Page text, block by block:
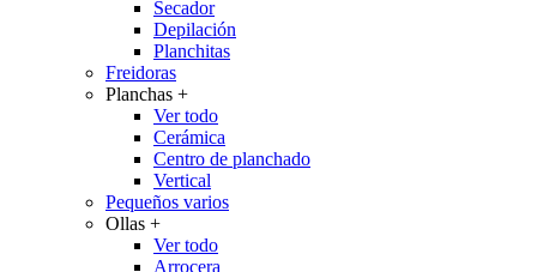
Secador
Depilación
Planchitas
Freidoras
Planchas +
Ver todo
Cerámica
Centro de planchado
Vertical
Pequeños varios
Ollas +
Ver todo
Arrocera